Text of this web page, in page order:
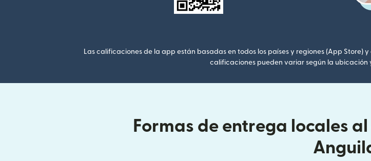
Las calificaciones de la app están basadas en todos los países y regiones (App Store)
calificaciones pueden variar según la ubicación
Formas de entrega locales